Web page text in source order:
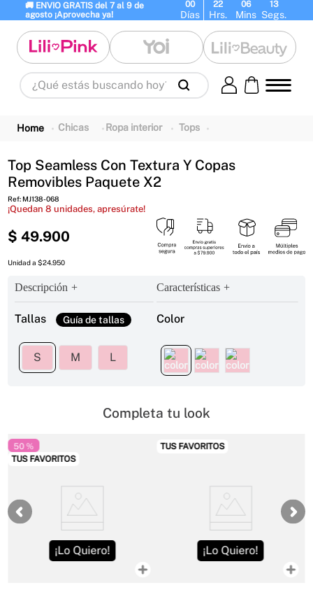
🚚 ENVIO GRATIS del 7 al 9 de
agosto ¡Aprovecha ya!
00
Días
22
Hrs.
06
Mins
13
Segs.
¿Qué estás buscando hoy?
Chicas Ropa interior Tops
Top Seamless Con Textura Y Copas
Removibles Paquete X2
Ref: MJ138-068
¡Quedan8 unidades, apresúrate!
$ 49.900
Unidad a $24.950
Descripción
Tallas
S M L
Características
Color
Completa tu look
¡Lo Quiero!
50 %
TUS FAVORITOS
¡Lo Quiero!
TUS FAVORITOS
panty 2 brasier
perfumes . perfume 9.
10. maletas